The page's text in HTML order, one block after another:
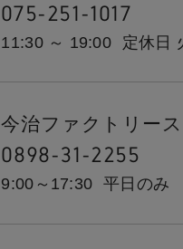
075-251-1017
11:30 ～ 19:00 定休日
今治ファクトリー
0898-31-2255
9:00～17:30 平日のみ